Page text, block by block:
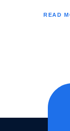
READ
ABOUT